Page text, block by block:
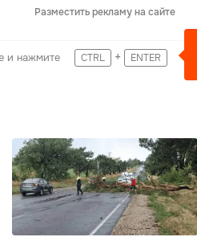
Разместить рекламу на сайте
и нажмите CTRL + ENTER